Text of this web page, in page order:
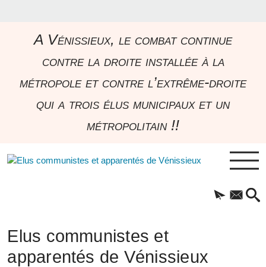
A Vénissieux, le combat continue
contre la droite installée à la
métropole et contre l’extrême-droite
qui a trois élus municipaux et un
métropolitain !!
Elus communistes et
apparentés de Vénissieux